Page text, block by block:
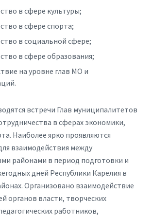
в сфере культуры;
в сфере спорта;
в социальной сфере;
в сфере образования;
на уровне глав МО и
встречи Глав муниципалитетов
в сферах экономики,
Наиболее ярко проявляются
взаимодействия между
районами в период подготовки и
дней Республики Карелия в
Организовано взаимодействие
органов власти, творческих
работников,